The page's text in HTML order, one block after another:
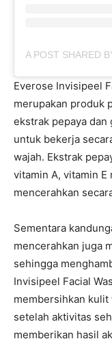
Everose Invisipeel
merupakan produk
ekstrak pepaya dan
untuk bekerja
wajah. Ekstrak
vitamin A, vitamin E
mencerahkan
Sementara
mencerahkan juga
sehingga
Invisipeel Facial
membersihkan kulit
setelah aktivitas
memberikan hasil